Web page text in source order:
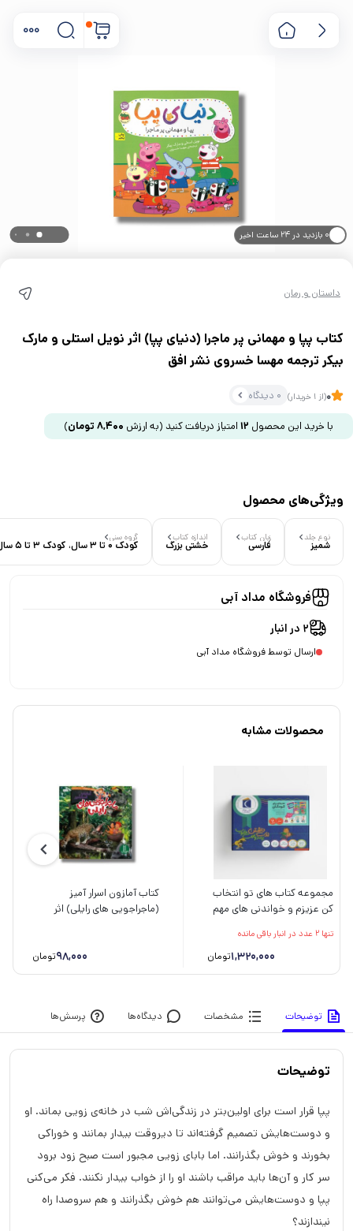
۰ بازدید در ۲۴ ساعت اخیر
داستان و رمان
کتاب پپا و مهمانی پر ماجرا (دنیای پپا) اثر نویل استلی و مارک
بیکر ترجمه مهسا خسروی نشر افق
0(از 1 خریدار) 0 دیدگاه
با خرید این محصول 12 امتیاز دریافت کنید (به ارزش 8,400 تومان)
ویژگی‌های محصول
نوع جلد
شمیز
زبان کتاب
فارسی
اندازه کتاب
خشتی بزرگ
گروه سنی
کودک 0 تا 3 سال، کودک 3 تا 5 سال
فروشگاه مداد آبی
2 در انبار
ارسال توسط فروشگاه مداد آبی
محصولات مشابه
مجموعه کتاب های تو انتخاب
کن عزیزم و خواندنی های مهم
تنها 2 عدد در انبار باقی مانده
1,320,000تومان
کتاب آمازون اسرار آمیز
(ماجراجویی های رایلی) اثر
98,000تومان
توضیحات مشخصات دیدگاه‌ها پرسش‌ها
توضیحات
پپا قرار است برای اولین‌بتر در زندگی‌اش شب در خانه‌ی زویی بماند. او
و دوست‌هایش تصمیم گرفته‌اند تا دیروقت بیدار بمانند و خوراکی
بخورند و خوش بگذرانند. اما بابای زویی مجبور است صبح زود برود
سر کار و آن‌ها باید مراقب باشند او را از خواب بیدار نکنند. فکر می‌کنی
پپا و دوست‌هایش می‌توانند هم خوش بگذرانند و هم سروصدا راه
نیندازند؟